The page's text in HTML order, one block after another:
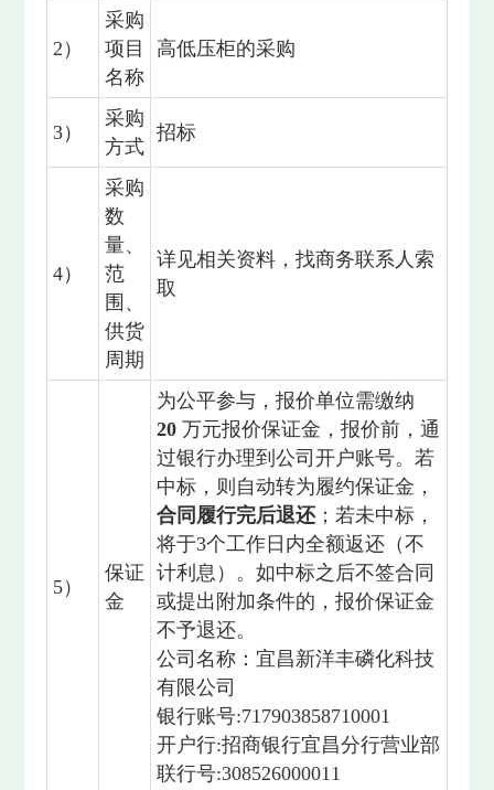
2）
采购
项目
名称
高低压柜的采购
3）
采购
方式
招标
4）
采购
数
量、
范
围、
供货
周期
详见相关资料，找商务联系人索
取
5）
保证
金
为公平参与，报价单位需缴纳
20万元报价保证金，报价前，通
过银行办理到公司开户账号。若
中标，则自动转为履约保证金，
合同履行完后退还；若未中标，
将于3个工作日内全额返还（不
计利息）。如中标之后不签合同
或提出附加条件的，报价保证金
不予退还。
公司名称：宜昌新洋丰磷化科技
有限公司
银行账号:717903858710001
开户行:招商银行宜昌分行营业部
联行号:308526000011